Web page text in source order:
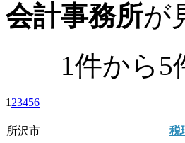
会計事務所が
1件から
1 23456
所沢市
税